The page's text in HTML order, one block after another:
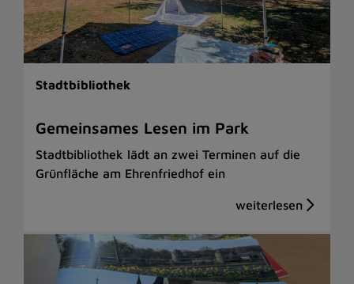
Stadtbibliothek
Gemeinsames Lesen im Park
Stadtbibliothek lädt an zwei Terminen auf die
Grünfläche am Ehrenfriedhof ein